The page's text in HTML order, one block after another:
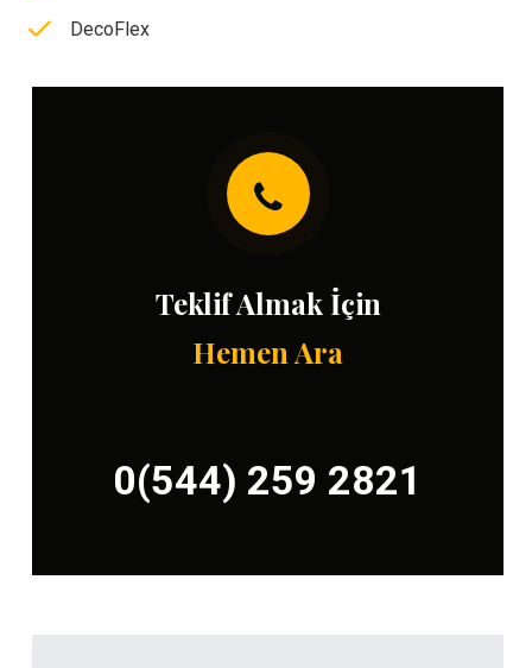
DecoFlex
Teklif Almak İçin
Hemen Ara
0(544) 259 2821